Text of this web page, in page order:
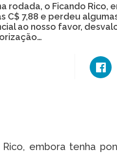
rodada, o Ficando Rico,
C$ 7,88 e perdeu
ao nosso favor,
embora tenha